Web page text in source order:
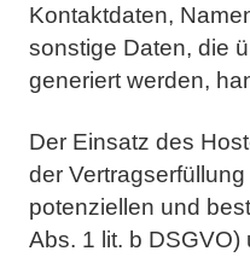
Kontaktdaten,
sonstige Daten, die
generiert werden,
Der Einsatz des
der
potenziellen und
Abs. 1 lit. b